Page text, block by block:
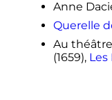
Anne
Querelle
Au théâtre
(1659), Les